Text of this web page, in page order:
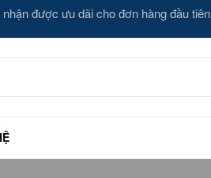
được ưu dãi cho đơn hàng đầu tiên